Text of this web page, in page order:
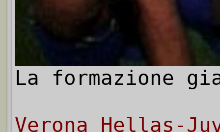
La formazione
Verona Hellas-